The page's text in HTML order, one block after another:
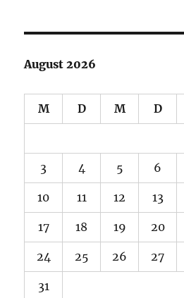
August 2026
M D M D
3 4 5 6
10 11 12 13
17 18 19 20
24 25 26 27
31